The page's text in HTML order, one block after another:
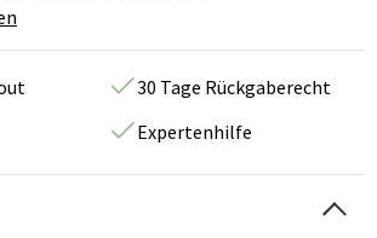
30 Tage Rückgaberecht
Expertenhilfe